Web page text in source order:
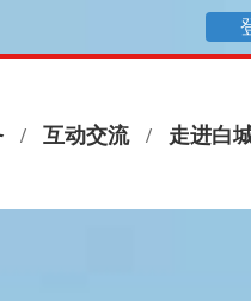
/ 互动交流 / 走进白